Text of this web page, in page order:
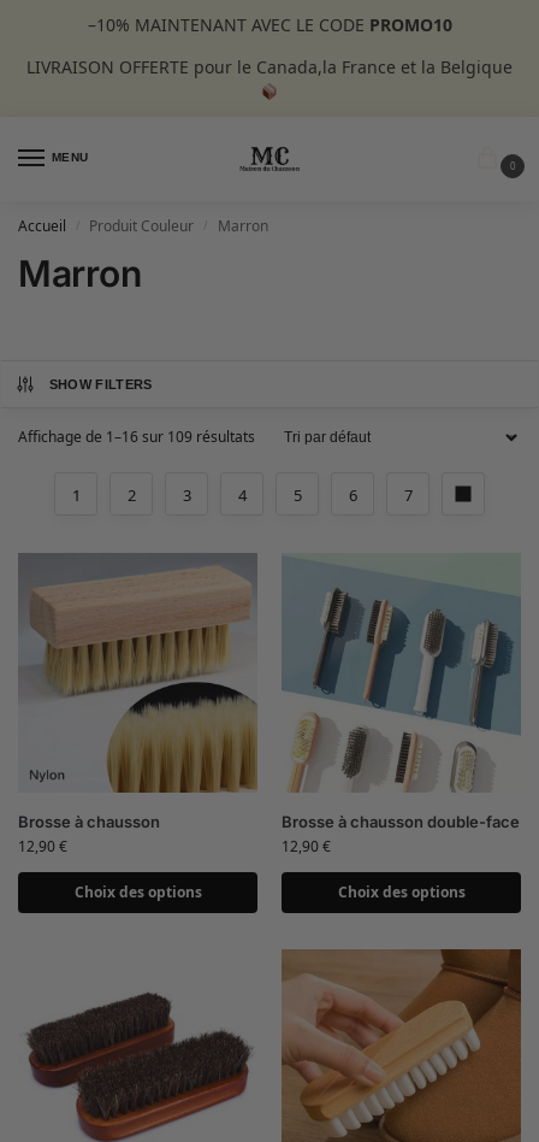
–10% MAINTENANT AVEC LE CODE PROMO10
LIVRAISON OFFERTE pour le Canada,la France et la Belgique
MENU
0
Accueil Produit Couleur Marron
Marron
SHOW FILTERS
Affichage de 1–16 sur 109 résultats
1 2 3 4 5 6 7
Brosse à chausson
12,90€
Choix des options
Brosse à chausson double-face
12,90€
Choix des options